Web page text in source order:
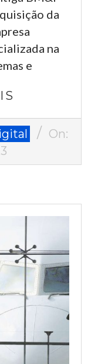
da
na
e
On: